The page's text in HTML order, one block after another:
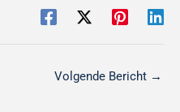
Volgende Bericht →